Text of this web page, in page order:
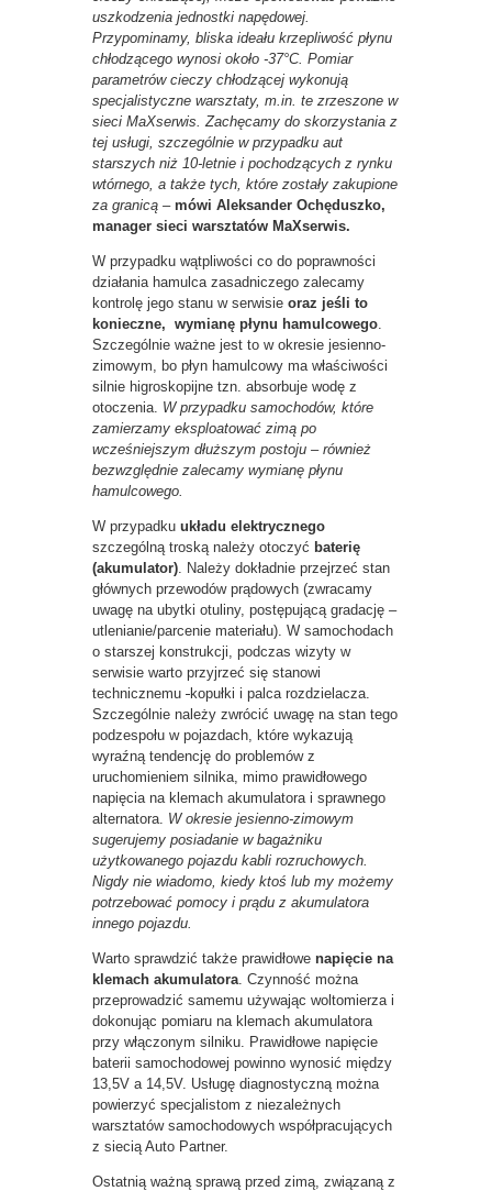
uszkodzenia jednostki napędowej.
Przypominamy, bliska ideału krzepliwość płynu
chłodzącego wynosi około -37°C. Pomiar
parametrów cieczy chłodzącej wykonują
specjalistyczne warsztaty, m.in. te zrzeszone w
sieci MaXserwis. Zachęcamy do skorzystania z
tej usługi, szczególnie w przypadku aut
starszych niż 10-letnie i pochodzących z rynku
wtórnego, a także tych, które zostały zakupione
za granicą – mówi Aleksander Ochęduszko,
manager sieci warsztatów MaXserwis.
W przypadku wątpliwości co do poprawności
działania hamulca zasadniczego zalecamy
kontrolę jego stanu w serwisie oraz jeśli to
konieczne, wymianę płynu hamulcowego
Szczególnie ważne jest to w okresie jesienno-
zimowym, bo płyn hamulcowy ma właściwości
silnie higroskopijne tzn. absorbuje wodę z
otoczenia. W przypadku samochodów, które
zamierzamy eksploatować zimą po
wcześniejszym dłuższym postoju – również
bezwzględnie zalecamy wymianę płynu
hamulcowego.
W przypadku układu elektrycznego
szczególną troską należy otoczyć baterię
(akumulator) . Należy dokładnie przejrzeć stan
głównych przewodów prądowych (zwracamy
uwagę na ubytki otuliny, postępującą gradację –
utlenianie/parcenie materiału). W samochodach
o starszej konstrukcji, podczas wizyty w
serwisie warto przyjrzeć się stanowi
technicznemu
kopułki i palca rozdzielacza.
Szczególnie należy zwrócić uwagę na stan tego
podzespołu w pojazdach, które wykazują
wyraźną tendencję do problemów z
uruchomieniem silnika, mimo prawidłowego
napięcia na klemach akumulatora i sprawnego
alternatora. W okresie jesienno-zimowym
sugerujemy posiadanie w bagażniku
użytkowanego pojazdu kabli rozruchowych.
Nigdy nie wiadomo, kiedy ktoś lub my możemy
potrzebować pomocy i prądu z akumulatora
innego pojazdu.
Warto sprawdzić także prawidłowe napięcie na
klemach akumulatora . Czynność można
przeprowadzić samemu używając woltomierza i
dokonując pomiaru na klemach akumulatora
przy włączonym silniku. Prawidłowe napięcie
baterii samochodowej powinno wynosić między
13,5V a 14,5V. Usługę diagnostyczną można
powierzyć specjalistom z niezależnych
warsztatów samochodowych współpracujących
z siecią Auto Partner.
Ostatnią ważną sprawą przed zimą, związaną z